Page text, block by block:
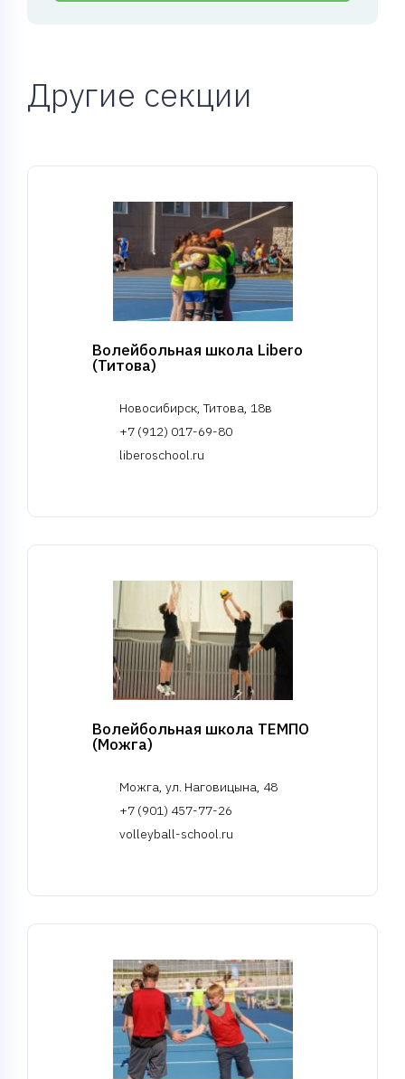
Другие секции
Волейбольная школа Libero
(Титова)
Новосибирск, Титова, 18в
+7 (912) 017-69-80
liberoschool.ru
Волейбольная школа ТЕМПО
(Можга)
Можга, ул. Наговицына, 48
+7 (901) 457-77-26
volleyball-school.ru